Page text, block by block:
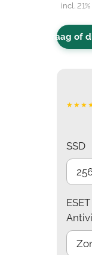
incl.
Vraag of
SSD